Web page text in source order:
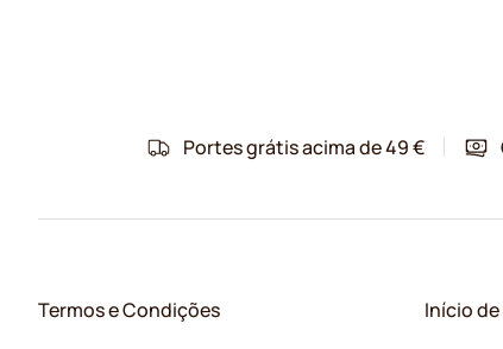
Portes grátis acima de 49 €
Termos e Condições Início